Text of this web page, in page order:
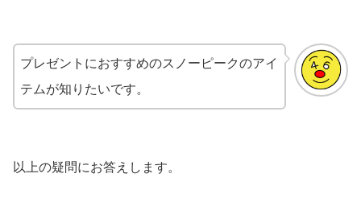
プレゼントにおすすめのスノーピークのアイ
テムが知りたいです。
以上の疑問にお答えします。